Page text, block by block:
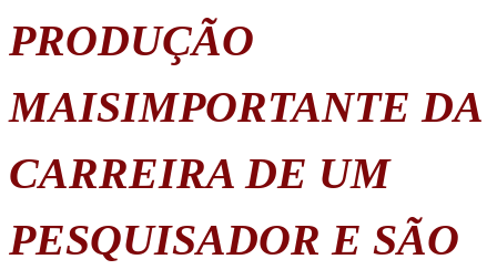
PRODUÇÃO
MAISIMPORTANTE DA
CARREIRA DE UM
PESQUISADOR E SÃO